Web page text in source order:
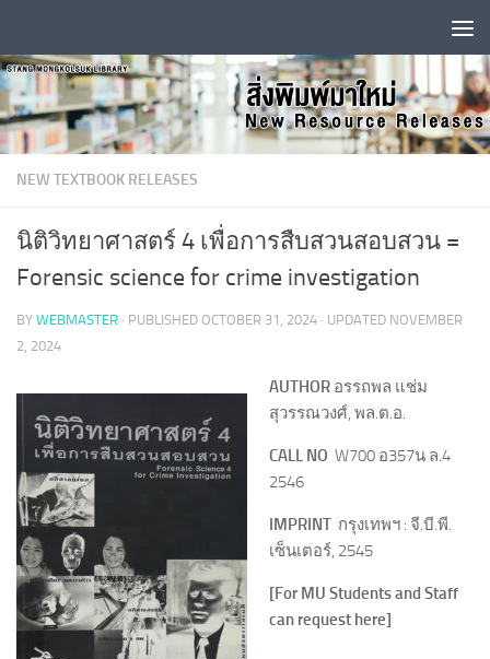
NEW TEXTBOOK RELEASES
นิติวิทยาศาสตร์ 4 เพื่อการสืบสวนสอบสวน =
Forensic science for crime investigation
BY WEBMASTER · PUBLISHED OCTOBER 31, 2024 · UPDATED NOVEMBER
2, 2024
AUTHOR อรรถพล แช่ม
สุวรรณวงศ์, พล.ต.อ.
CALL NO W700 อ357น ล.4
2546
IMPRINT กรุงเทพฯ : จี.บี.พี.
เซ็นเตอร์, 2545
[For MU Students and Staff
can request here]